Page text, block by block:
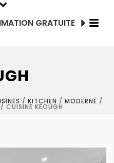
GRATUITE
/ KITCHEN / MODERNE /
/ CUISINE KEOUGH